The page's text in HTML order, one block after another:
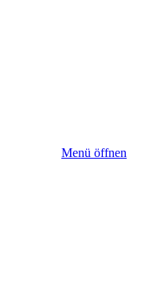
Menü öffnen